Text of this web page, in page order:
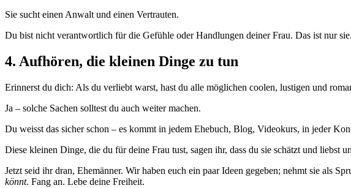
Sie sucht einen Anwalt und einen Vertrauten.
Du bist nicht verantwortlich für die Gefühle oder Handlungen deiner Frau. Das ist nur
4. Aufhören, die kleinen Dinge zu tun
Erinnerst du dich: Als du verliebt warst, hast du alle möglichen coolen, lustigen und
Ja – solche Sachen solltest du auch weiter machen.
Du weisst das sicher schon – es kommt in jedem Ehebuch, Blog, Videokurs, in jeder
Diese kleinen Dinge, die du für deine Frau tust, sagen ihr, dass du sie schätzt und liebst
Jetzt seid ihr dran, Ehemänner. Wir haben euch ein paar Ideen gegeben; nehmt sie als
könnt. Fang an. Lebe deine Freiheit.